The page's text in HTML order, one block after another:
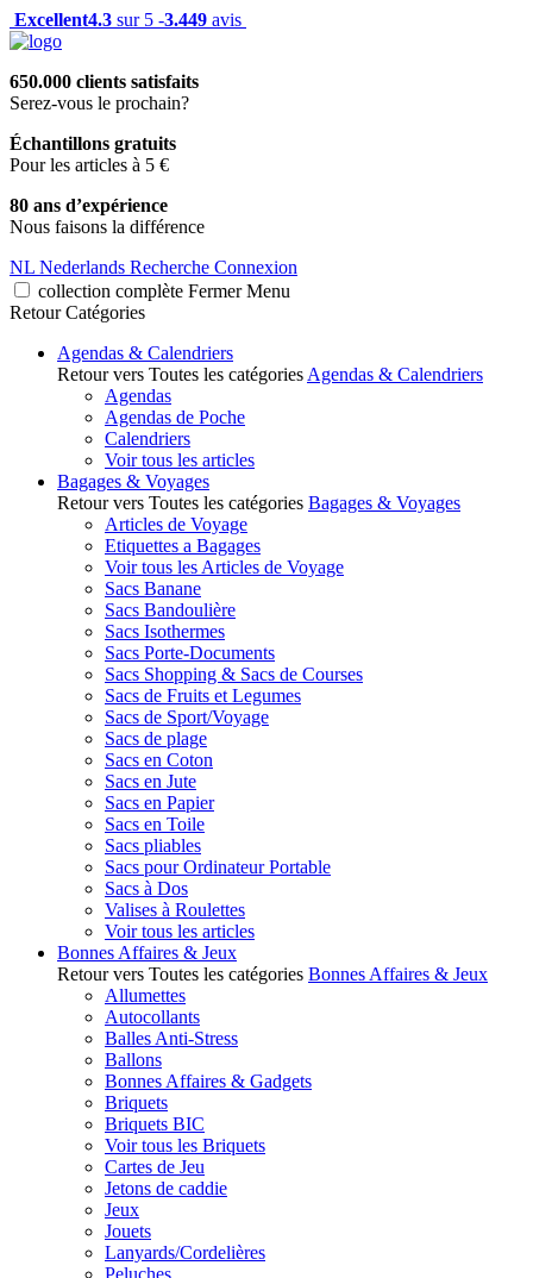
Excellent4.3 sur 5 -3.449 avis
650.000 clients satisfaits
Serez-vous le prochain?
Échantillons gratuits
Pour les articles à 5 €
80 ans d’expérience
Nous faisons la différence
NL Nederlands Recherche Connexion
collection complète Fermer Menu
Retour Catégories
Agendas & Calendriers
Retour vers Toutes les catégories Agendas & Calendriers
Agendas
Agendas de Poche
Calendriers
Voir tous les articles
Bagages & Voyages
Retour vers Toutes les catégories Bagages & Voyages
Articles de Voyage
Etiquettes a Bagages
Voir tous les Articles de Voyage
Sacs Banane
Sacs Bandoulière
Sacs Isothermes
Sacs Porte-Documents
Sacs Shopping & Sacs de Courses
Sacs de Fruits et Legumes
Sacs de Sport/Voyage
Sacs de plage
Sacs en Coton
Sacs en Jute
Sacs en Papier
Sacs en Toile
Sacs pliables
Sacs pour Ordinateur Portable
Sacs à Dos
Valises à Roulettes
Voir tous les articles
Bonnes Affaires & Jeux
Retour vers Toutes les catégories Bonnes Affaires & Jeux
Allumettes
Autocollants
Balles Anti-Stress
Ballons
Bonnes Affaires & Gadgets
Briquets
Briquets BIC
Voir tous les Briquets
Cartes de Jeu
Jetons de caddie
Jeux
Jouets
Lanyards/Cordelières
Peluches